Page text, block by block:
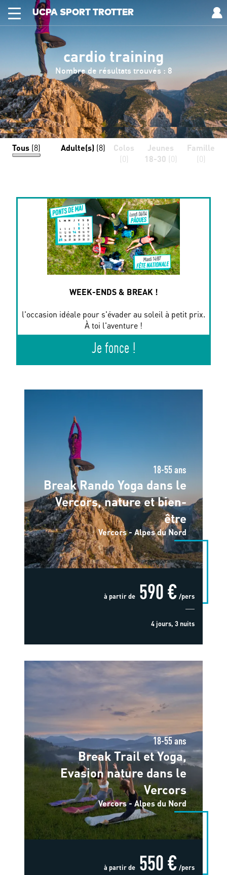
UCPA SPORT TROTTER
cardio training
Nombre de résultats trouvés : 8
Tous (8) Adulte(s) (8)
Colos
(0)
Jeunes
18-30 (0)
Famille
(0)
WEEK-ENDS & BREAK !
l'occasion idéale pour s'évader au soleil à petit prix.
À toi l'aventure !
Je fonce !
18-55 ans
Break Rando Yoga dans le
Vercors, nature et bien-
être
Vercors - Alpes du Nord
à partir de 590 € /pers
4 jours, 3 nuits
18-55 ans
Break Trail et Yoga,
Evasion nature dans le
Vercors
Vercors - Alpes du Nord
à partir de 550 € /pers